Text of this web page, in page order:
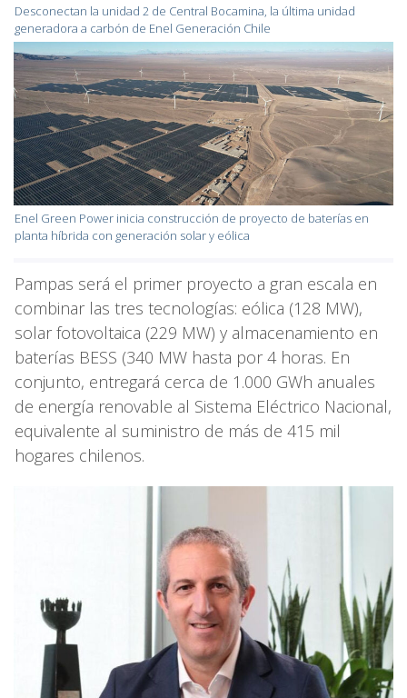
Desconectan la unidad 2 de Central Bocamina, la última unidad
generadora a carbón de Enel Generación Chile
Enel Green Power inicia construcción de proyecto de baterías en
planta híbrida con generación solar y eólica
Pampas será el primer proyecto a gran escala en
combinar las tres tecnologías: eólica (128 MW),
solar fotovoltaica (229 MW) y almacenamiento en
baterías BESS (340 MW hasta por 4 horas. En
conjunto, entregará cerca de 1.000 GWh anuales
de energía renovable al Sistema Eléctrico Nacional,
equivalente al suministro de más de 415 mil
hogares chilenos.